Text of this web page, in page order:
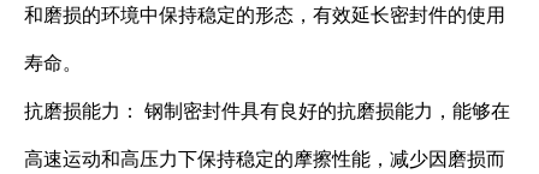
和磨损的环境中保持稳定的形态，有效延长密封件的使用
寿命。
抗磨损能力： 钢制密封件具有良好的抗磨损能力，能够在
高速运动和高压力下保持稳定的摩擦性能，减少因磨损而